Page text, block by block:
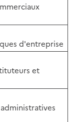
d'entreprise
et